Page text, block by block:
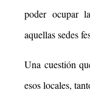
poder ocupar
aquellas sedes
Una cuestión
esos locales,